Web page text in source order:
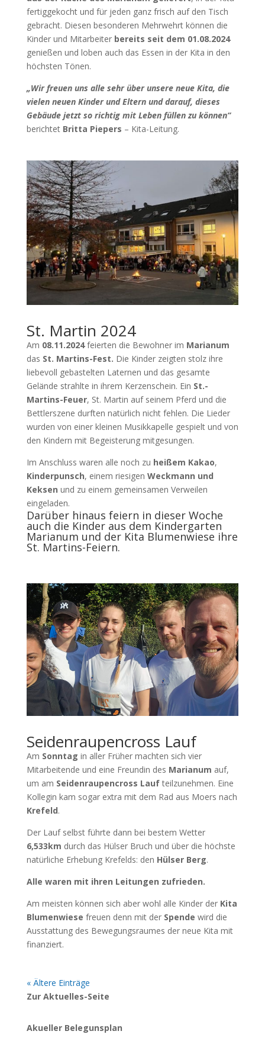
fertiggekocht und für jeden ganz frisch auf den Tisch
gebracht. Diesen besonderen Mehrwehrt können die
Kinder und Mitarbeiter bereits seit dem 01.08.2024
genießen und loben auch das Essen in der Kita in den
höchsten Tönen.
„Wir freuen uns alle sehr über unsere neue Kita, die
vielen neuen Kinder und Eltern und darauf, dieses
Gebäude jetzt so richtig mit Leben füllen zu können“
berichtet Britta Piepers – Kita-Leitung.
St. Martin 2024
Am 08.11.2024feierten die Bewohner im Marianum
das St. Martins-Fest. Die Kinder zeigten stolz ihre
liebevoll gebastelten Laternen und das gesamte
Gelände strahlte in ihrem Kerzenschein. Ein St.-
Martins-Feuer, St. Martin auf seinem Pferd und die
Bettlerszene durften natürlich nicht fehlen. Die Lieder
wurden von einer kleinen Musikkapelle gespielt und von
den Kindern mit Begeisterung mitgesungen.
Im Anschluss waren alle noch zu heißem Kakao,
Kinderpunsch, einem riesigen Weckmann und
Keksen und zu einem gemeinsamen Verweilen
eingeladen.
Darüber hinaus feiern in dieser Woche
auch die Kinder aus dem Kindergarten
Marianum und der Kita Blumenwiese ihre
St. Martins-Feiern.
Seidenraupencross Lauf
Am Sonntag in aller Früher machten sich vier
Mitarbeitende und eine Freundin des Marianum auf,
um am Seidenraupencross Laufteilzunehmen. Eine
Kollegin kam sogar extra mit dem Rad aus Moers nach
Krefeld.
Der Lauf selbst führte dann bei bestem Wetter
6,533km durch das Hülser Bruch und über die höchste
natürliche Erhebung Krefelds: den Hülser Berg.
Alle waren mit ihren Leitungen zufrieden.
Am meisten können sich aber wohl alle Kinder der Kita
Blumenwiese freuen denn mit der Spende wird die
Ausstattung des Bewegungsraumes der neue Kita mit
finanziert.
« Ältere Einträge
Zur Aktuelles-Seite
Akueller Belegunsplan